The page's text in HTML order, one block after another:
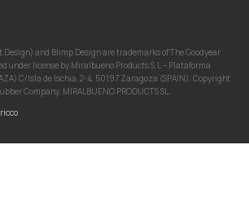
Design) and Blimp Design are trademarks of The Goodyear
under license by Miralbueno Products S.L – Plataforma
C/Isla de Ischia, 2-4, 50197 Zaragoza (SPAIN). Copyright
Company. MIRALBUENO PRODUCTS SL.